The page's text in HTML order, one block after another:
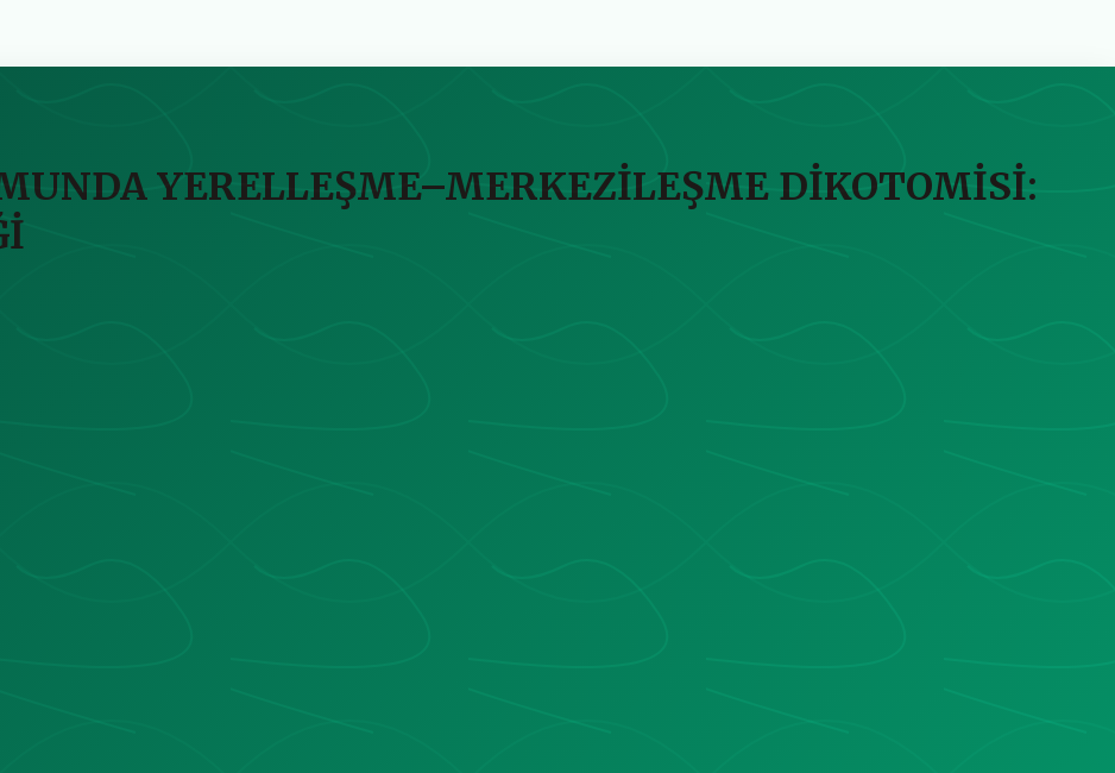
YERELLEŞME–MERKEZİLEŞME DİKOTOMİSİ: